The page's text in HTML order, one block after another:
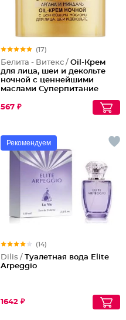
(17)
Белита - Витекс / Oil-Крем
для лица, шеи и декольте
ночной с ценнейшими
маслами Суперпитание
567 ₽
Рекомендуем
(14)
Dilis / Туалетная вода Elite
Arpeggio
1642 ₽